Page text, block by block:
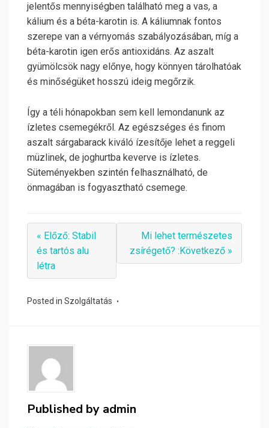
jelentős mennyiségben található meg a vas, a
kálium és a béta-karotin is. A káliumnak fontos
szerepe van a vérnyomás szabályozásában, míg a
béta-karotin igen erős antioxidáns. Az aszalt
gyümölcsök nagy előnye, hogy könnyen tárolhatóak
és minőségüket hosszú ideig megőrzik.
Így a téli hónapokban sem kell lemondanunk az
ízletes csemegékről. Az egészséges és finom
aszalt sárgabarack kiváló ízesítője lehet a reggeli
müzlinek, de joghurtba keverve is ízletes.
Süteményekben szintén felhasználható, de
önmagában is fogyasztható csemege.
« Előző: Stabil
és tartós alu
létra
Mi lehet természetes
zsírégető? :Következő »
Posted in Szolgáltatás
Published by admin